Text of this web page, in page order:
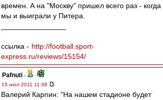
времен. А на "Москву" пришел всего раз - когда
мы и выиграли у Питера.
ссылка - http://football.sport-
express.ru/reviews/15154/
Pafnuti -
15 июл 2011 11:38
Валерий Карпин: "На нашем стадионе будет